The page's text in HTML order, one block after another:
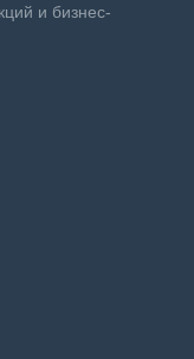
и бизнес-